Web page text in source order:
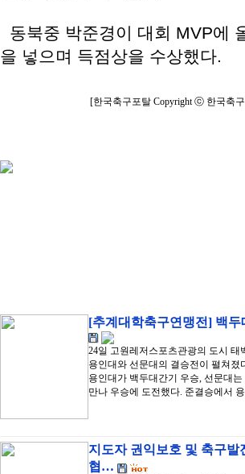
동북중 박준경이 대회 MVP에
을 넣으며 득점상을 수상했다.
[한국축구포탈 Copyright ⓒ 한국축
[추계대학축구연맹전] 백
24일 고원레저스포츠관광의 도시
용인대와 선문대의 결승전이 펼쳐졌
용인대가 백두대간기 우승, 선문대
만나 우승에 도전했다. 준결승에서
지도자 권익보호 및 축구
협…